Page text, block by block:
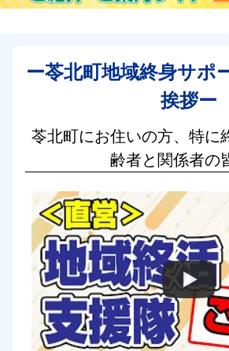
ー苓北町地域終身サポ
挨拶ー
苓北町にお住いの方、特に
齢者と関係者の